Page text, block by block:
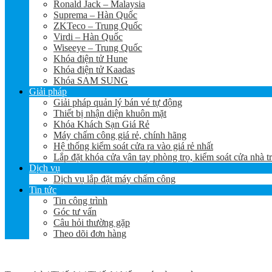
Ronald Jack – Malaysia
Suprema – Hàn Quốc
ZKTeco – Trung Quốc
Virdi – Hàn Quốc
Wiseeye – Trung Quốc
Khóa điện tử Hune
Khóa điện tử Kaadas
Khóa SAM SUNG
Giải pháp
Giải pháp quản lý bán vé tự động
Thiết bị nhận diện khuôn mặt
Khóa Khách Sạn Giá Rẻ
Máy chấm công giá rẻ, chính hãng
Hệ thống kiểm soát cửa ra vào giá rẻ nhất
Lắp đặt khóa cửa vân tay phòng trọ, kiểm soát cửa nhà
Dịch vụ
Dịch vụ lắp đặt máy chấm công
Tin tức
Tin công trình
Góc tư vấn
Câu hỏi thường gặp
Theo dõi đơn hàng